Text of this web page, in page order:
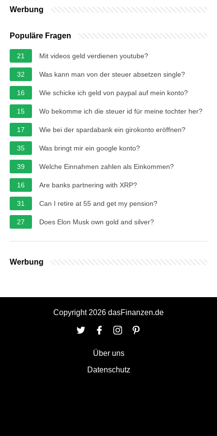
Werbung
Populäre Fragen
21 Mit videos geld verdienen youtube?
32 Was kann man von der steuer absetzen single?
16 Wie schicke ich geld von paypal auf mein konto?
15 Wo bekomme ich die steuer id für meine tochter her?
17 Wie bei der spardabank ein girokonto eröffnen?
35 Was bringt mir ein google konto?
39 Welche Einnahmen zahlen als Einkommen?
16 Are banks partnering with XRP?
31 Can I retire at 55 and get my pension?
27 Does Elon Musk own gold and silver?
Werbung
Copyright 2026 dasFinanzen.de
Über uns
Datenschutz